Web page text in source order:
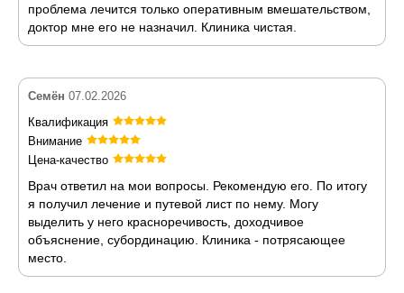
проблема лечится только оперативным вмешательством,
доктор мне его не назначил. Клиника чистая.
Семён 07.02.2026
Квалификация
Внимание
Цена-качество
Врач ответил на мои вопросы. Рекомендую его. По итогу
я получил лечение и путевой лист по нему. Могу
выделить у него красноречивость, доходчивое
объяснение, субординацию. Клиника - потрясающее
место.